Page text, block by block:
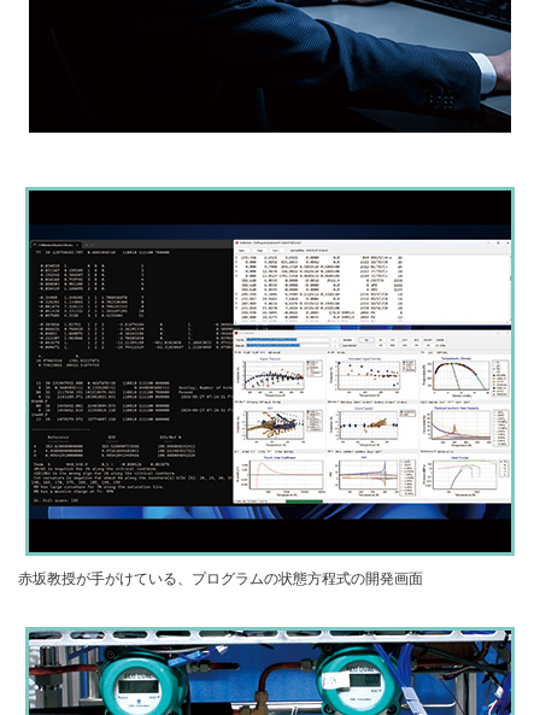
赤坂教授が手がけている、プログラムの状態方程式の開発画面